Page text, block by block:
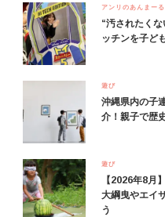
アンリのあんまー
“汚されたく
ッチンを子ど
遊び
沖縄県内の子
介！親子で歴
遊び
【2026年8月
大綱曳やエイ
う